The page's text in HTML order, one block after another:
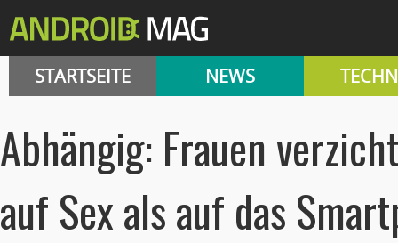
STARTSEITE NEWS
Abhängig: Frauen
auf Sex als auf das